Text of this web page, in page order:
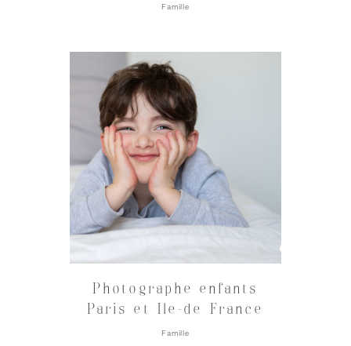
Famille
Photographe enfants
Paris et Ile-de France
Famille